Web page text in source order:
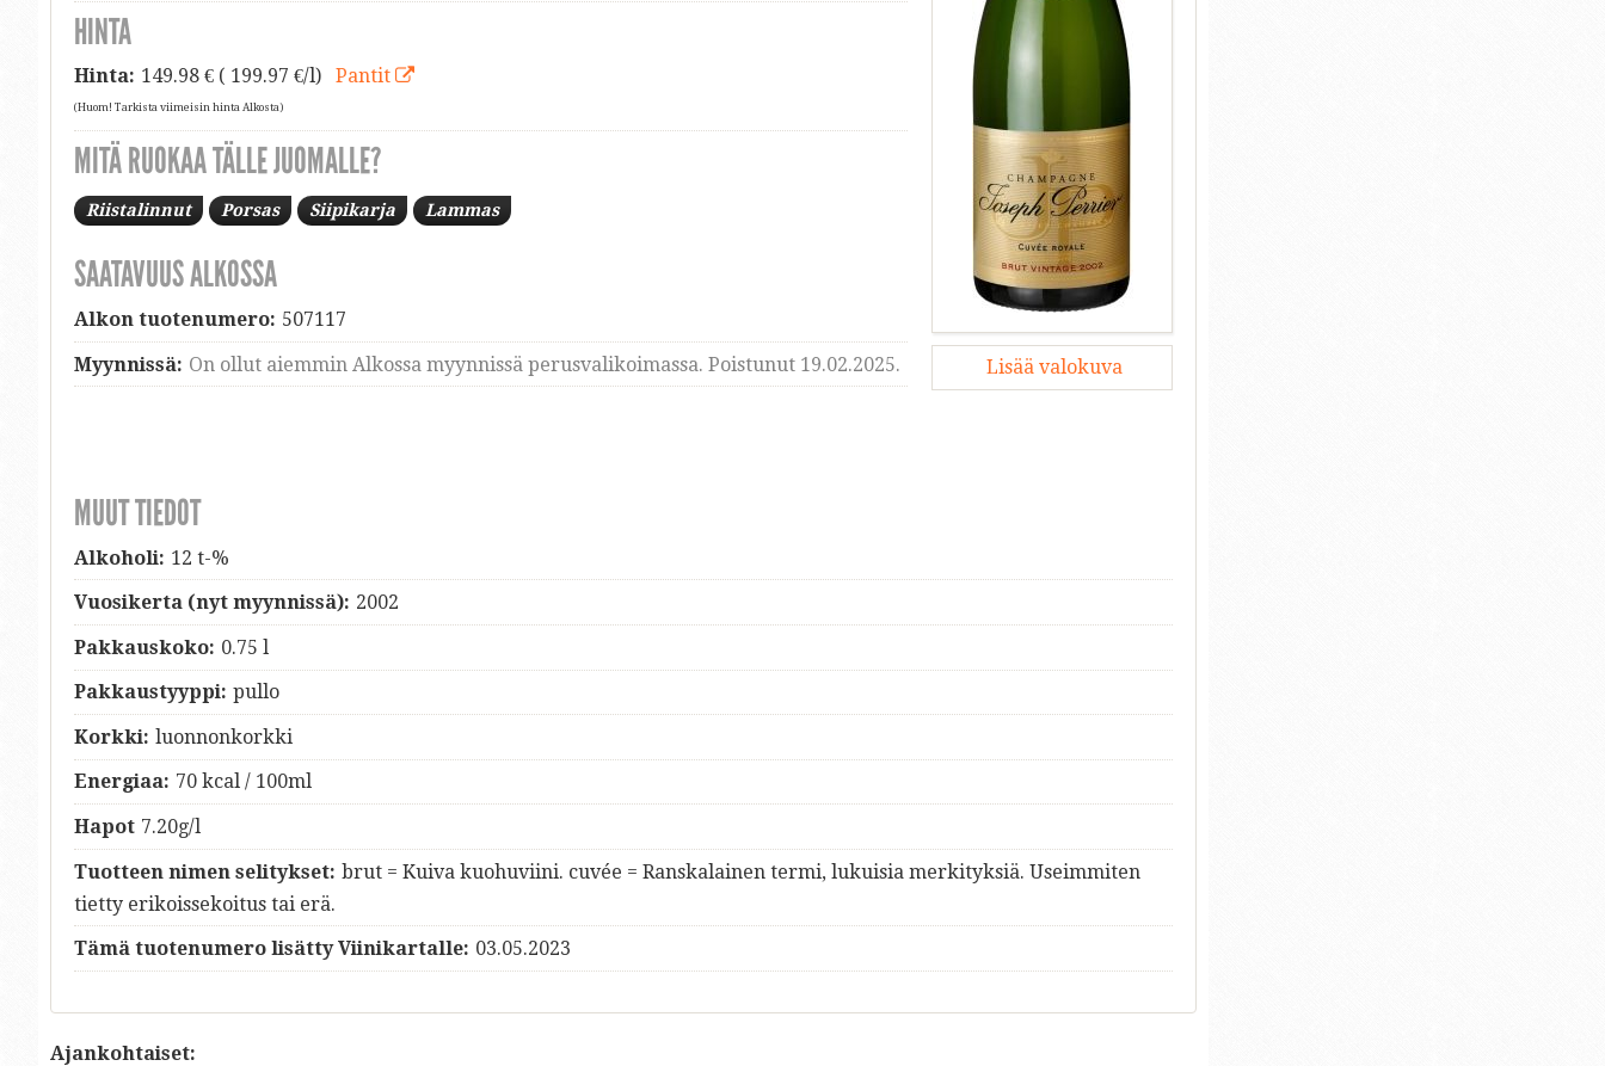
Lisää valokuva
HINTA
Hinta: 149.98€ ( 199.97 €/l) Pantit
(Huom! Tarkista viimeisin hinta Alkosta)
MITÄ RUOKAA TÄLLE JUOMALLE?
Riistalinnut Porsas Siipikarja Lammas
SAATAVUUS ALKOSSA
Alkon tuotenumero: 507117
Myynnissä: On ollut aiemmin Alkossa myynnissä perusvalikoimassa. Poistunut 19.02.2025.
MUUT TIEDOT
Alkoholi: 12 t-%
Vuosikerta (nyt myynnissä): 2002
Pakkauskoko: 0.75 l
Pakkaustyyppi: pullo
Korkki: luonnonkorkki
Energiaa: 70 kcal / 100ml
Hapot 7.20g/l
Tuotteen nimen selitykset: brut = Kuiva kuohuviini. cuvée = Ranskalainen termi, lukuisia merkityksiä. Useimmiten
tietty erikoissekoitus tai erä.
Tämä tuotenumero lisätty Viinikartalle: 03.05.2023
Ajankohtaiset: